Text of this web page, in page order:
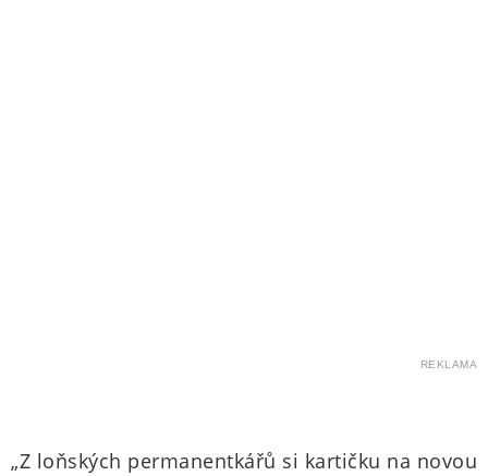
REKLAMA
„Z loňských permanentkářů si kartičku na novou